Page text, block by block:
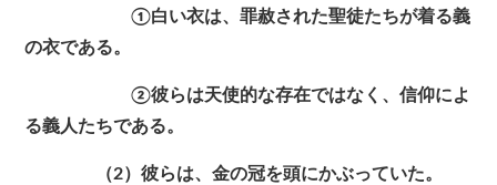
①白い衣は、罪赦された聖徒たちが着る義
の衣である。
②彼らは天使的な存在ではなく、信仰によ
る義人たちである。
（2）彼らは、金の冠を頭にかぶっていた。